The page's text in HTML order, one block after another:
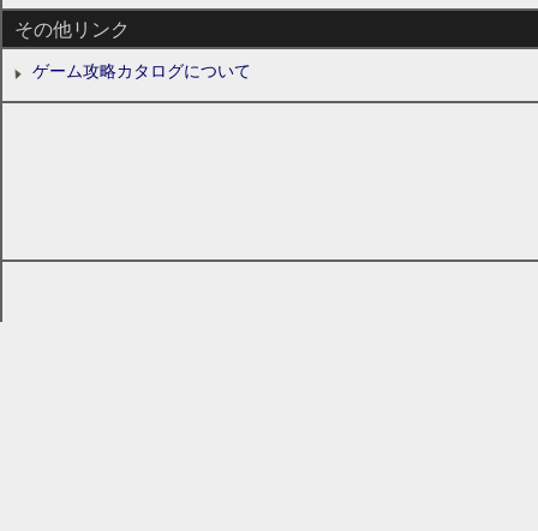
その他リンク
ゲーム攻略カタログについて